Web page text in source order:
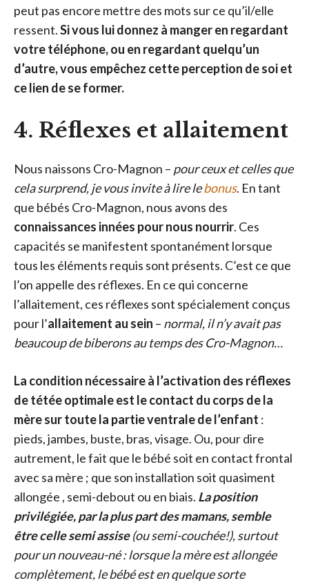
peut pas encore mettre des mots sur ce qu’il/elle
ressent.Si vous lui donnez à manger en regardant
votre téléphone, ou en regardant quelqu’un
d’autre, vous empêchez cette perception de soi et
ce lien de se former.
4. Réflexes et allaitement
Nous naissons Cro-Magnon – pour ceux et celles que
cela surprend, je vous invite à lire lebonus. En tant
que bébés Cro-Magnon, nous avons des
connaissances innées pour nous nourrir. Ces
capacités se manifestent spontanément lorsque
tous les éléments requis sont présents. C’est ce que
l’on appelle des réflexes. En ce qui concerne
l’allaitement, ces réflexes sont spécialement conçus
pour l’allaitement au sein – normal, il n’y avait pas
beaucoup de biberons au temps des Cro-Magnon…
La condition nécessaire à l’activation des réflexes
de tétée optimale est le contact du corps de la
mère sur toute la partie ventrale de l’enfant :
pieds, jambes, buste, bras, visage. Ou, pour dire
autrement, le fait que le bébé soit en contact frontal
avec sa mère ; que son installation soit quasiment
allongée , semi-debout ou en biais. La position
privilégiée, par la plus part des mamans, semble
être celle semi assise(ou semi-couchée!), surtout
pour un nouveau-né : lorsque la mère est allongée
complètement, le bébé est en quelque sorte